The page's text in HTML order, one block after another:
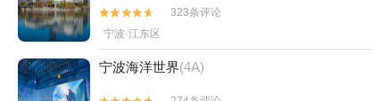


323条评论
宁波·江东区
宁波海洋世界(4A)